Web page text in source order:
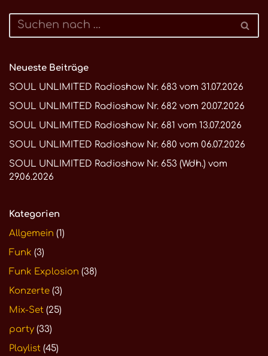
Neueste Beiträge
SOUL UNLIMITED Radioshow Nr. 683 vom 31.07.2026
SOUL UNLIMITED Radioshow Nr. 682 vom 20.07.2026
SOUL UNLIMITED Radioshow Nr. 681 vom 13.07.2026
SOUL UNLIMITED Radioshow Nr. 680 vom 06.07.2026
SOUL UNLIMITED Radioshow Nr. 653 (Wdh.) vom
29.06.2026
Kategorien
Allgemein (1)
Funk (3)
Funk Explosion (38)
Konzerte (3)
Mix-Set (25)
party (33)
Playlist (45)